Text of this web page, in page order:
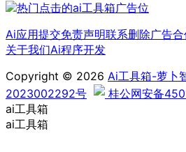
Ai应用提交免责声明联系删除广告
关于我们Ai程序开发
Copyright © 2026 Ai工具箱-萝卜
2023002292号
桂公网安备
ai工具箱
ai工具箱